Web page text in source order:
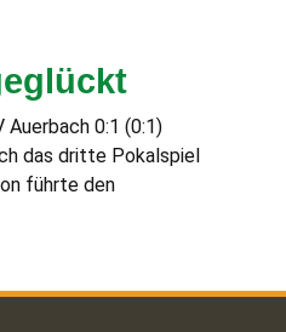
Auerbach 0:1 (0:1)
das dritte Pokalspiel
führte den